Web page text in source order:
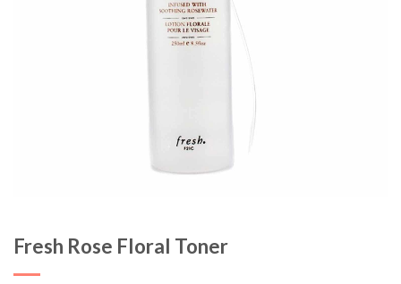
Fresh Rose Floral Toner